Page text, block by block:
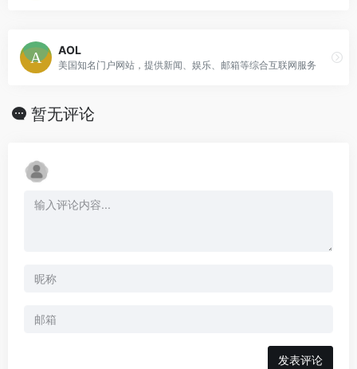
AOL
美国知名门户网站，提供新闻、娱乐、邮箱等综合互联网服务
暂无评论
发表评论